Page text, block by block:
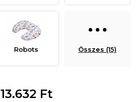
Robots Összes (15)
13.632 Ft